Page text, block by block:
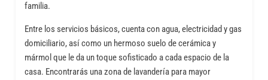
familia.
Entre los servicios básicos, cuenta con agua, electricidad y gas
domiciliario, así como un hermoso suelo de cerámica y
mármol que le da un toque sofisticado a cada espacio de la
casa. Encontrarás una zona de lavandería para mayor